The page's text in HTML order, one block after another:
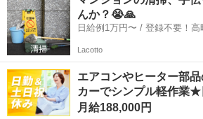
がメインの訪問介護のお仕事...
んか？😭🙏
日給例1万円〜 / 登録
Lacotto
エアコンやヒーター部
カーでシンプル軽作業
月給188,000円